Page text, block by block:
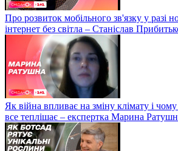
Про розвиток мобільного зв'язку у разі
інтернет без світла – Станіслав
Як війна впливає на зміну клімату і
все теплішає – експертка Марина